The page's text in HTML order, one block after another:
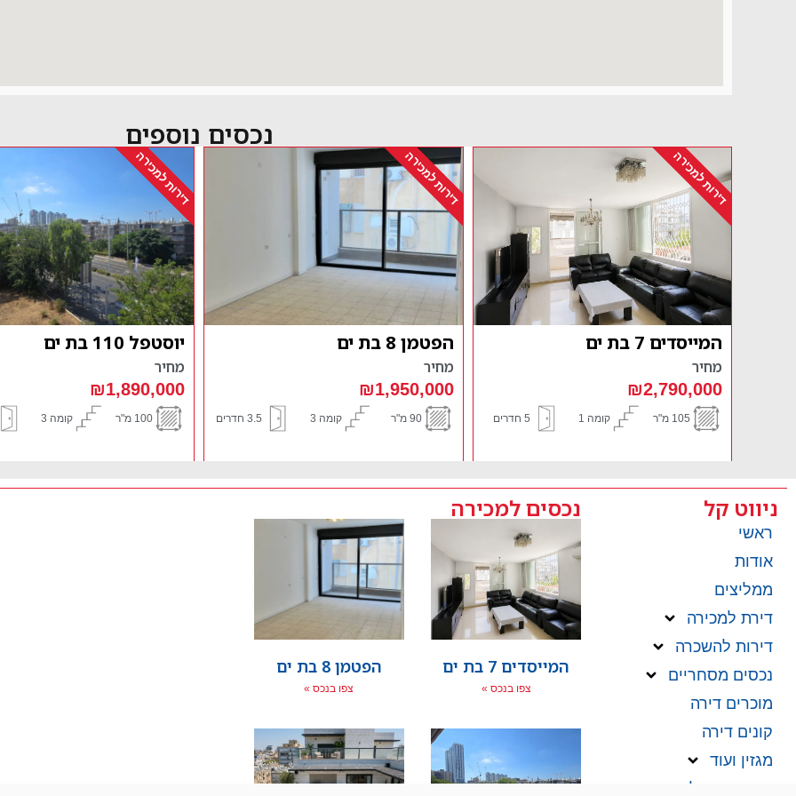
נכסים נוספים
דירות למכירה
הפטמן 8 בת ים
מחיר
₪1,950,000
90 מ"ר קומה 3 3.5 חדרים
דירות למכירה
יוסטפל 110 בת ים
מחיר
₪1,890,000
100 מ"ר קומה 3 3 חדרים
דירות למכירה
ארלוזרוב 73 מיני
ים
מחיר
₪5,200,000
ניווט קל
ראשי
אודות
ממליצים
דירת למכירה
דירות להשכרה
נכסים מסחריים
מוכרים דירה
קונים דירה
מגזין ועוד
קריירה בנדל"ן
נכסים למכירה
המייסדים 7 בת ים
צפו בנכס »
הפטמן 8 בת ים
צפו בנכס »